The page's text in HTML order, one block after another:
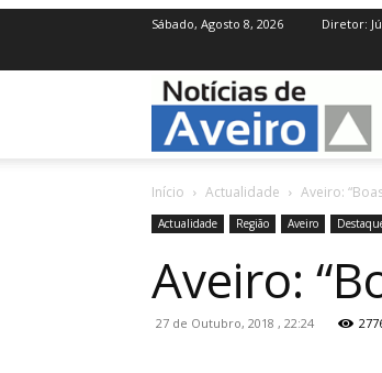
Sábado, Agosto 8, 2026 Diretor:
Início Actualidade Aveiro:
Actualidade Região Aveiro
Aveiro:
27 de Outubro, 2018 , 22:24